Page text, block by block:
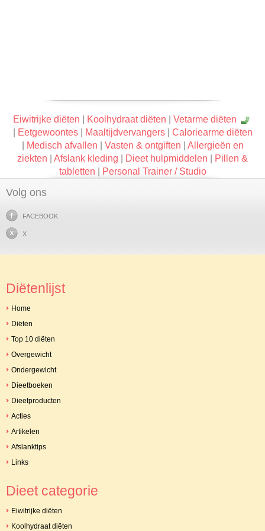
Eiwitrijke diëten Koolhydraat diëten
Vetarme diëten
Eetgewoontes| Maaltijdvervangers| Caloriearme diëten
Medisch afvallen Vasten & ontgiften
Allergieën en
ziekten
Afslank kleding Dieet hulpmiddelen
Pillen &
tabletten
Personal Trainer / Studio
Volg ons
FACEBOOK
X
Diëtenlijst
Home
Diëten
Top 10 diëten
Overgewicht
Ondergewicht
Dieetboeken
Dieetproducten
Acties
Artikelen
Afslanktips
Links
Dieet categorie
Eiwitrijke diëten
Koolhydraat diëten